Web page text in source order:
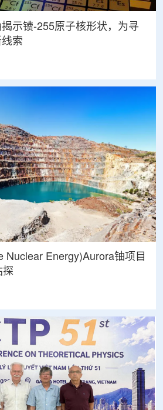
示镄-255原子核形状，为寻
索
Nuclear Energy)Aurora铀项目
探